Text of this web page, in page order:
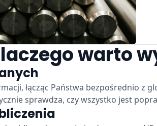
warto
łącząc Państwa bezpośrednio z
sprawdza, czy wszystko jest